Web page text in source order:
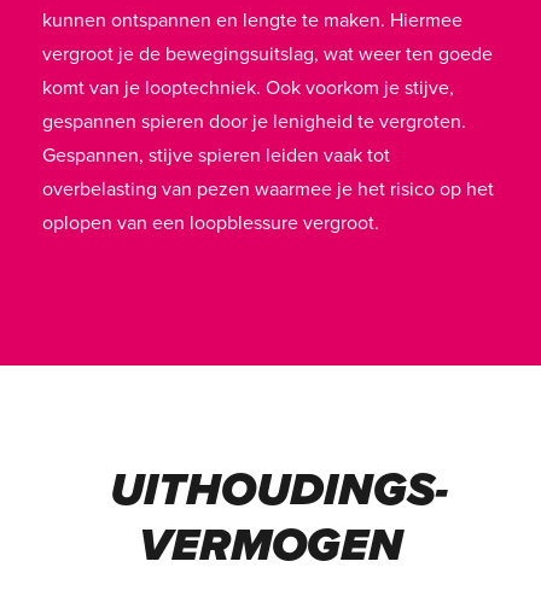
kunnen ontspannen en lengte te maken. Hiermee
vergroot je de bewegingsuitslag, wat weer ten goede
komt van je looptechniek. Ook voorkom je stijve,
gespannen spieren door je lenigheid te vergroten.
Gespannen, stijve spieren leiden vaak tot
overbelasting van pezen waarmee je het risico op het
oplopen van een loopblessure vergroot.
UITHOUDINGS-
VERMOGEN